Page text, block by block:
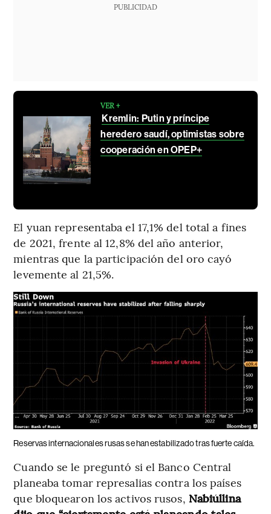
PUBLICIDAD
VER +
Kremlin: Putin y príncipe
heredero saudí, optimistas sobre
cooperación en OPEP+
El yuan representaba el 17,1% del total a fines
de 2021, frente al 12,8% del año anterior,
mientras que la participación del oro cayó
levemente al 21,5%.
Reservas internacionales rusas se han estabilizado tras fuerte caída.
Cuando se le preguntó si el Banco Central
planeaba tomar represalias contra los países
que bloquearon los activos rusos, Nabiúllina